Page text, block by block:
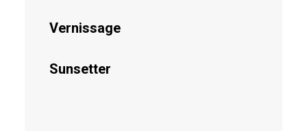
Vernissage
Sunsetter